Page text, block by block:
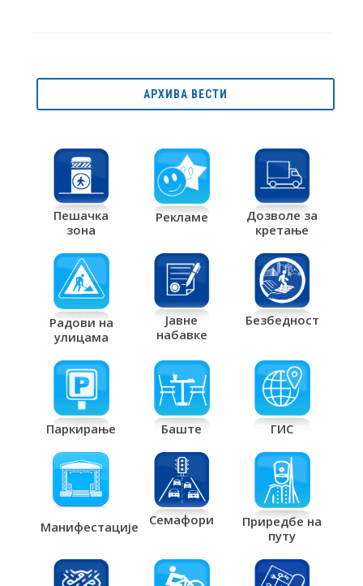
АРХИВА ВЕСТИ
Пешачка
зона
Рекламе
Дозволе за
кретање
Радови на
улицама
Јавне
набавке
Безбедност
Паркирање Баште ГИС
Манифестације Семафори
Приредбе на
путу